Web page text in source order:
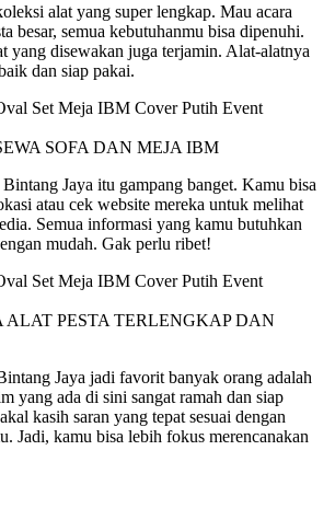
alat yang super lengkap. Mau acara
besar, semua kebutuhanmu bisa dipenuhi.
yang disewakan juga terjamin. Alat-alatnya
dan siap pakai.
SOFA DAN MEJA IBM
Jaya itu gampang banget. Kamu bisa
atau cek website mereka untuk melihat
Semua informasi yang kamu butuhkan
mudah. Gak perlu ribet!
ALAT PESTA TERLENGKAP DAN
Jaya jadi favorit banyak orang adalah
yang ada di sini sangat ramah dan siap
kasih saran yang tepat sesuai dengan
Jadi, kamu bisa lebih fokus merencanakan